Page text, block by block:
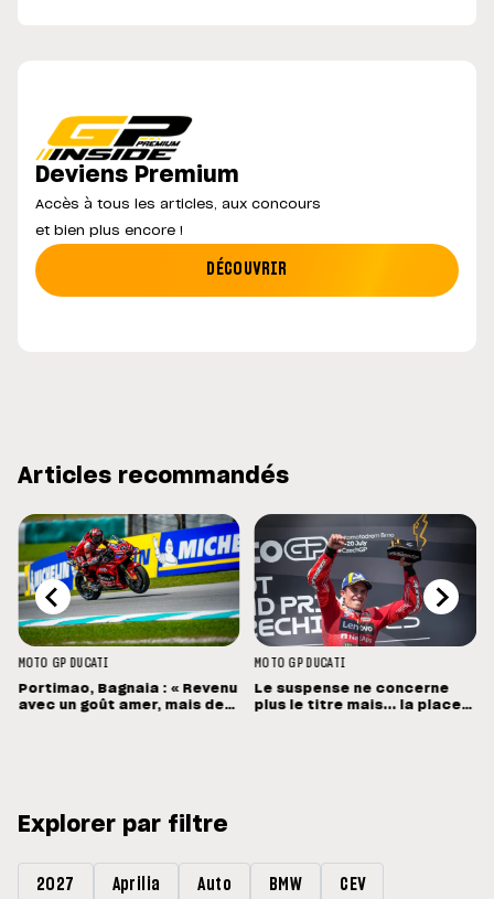
Deviens Premium
Accès à tous les articles, aux concours
et bien plus encore !
DÉCOUVRIR
Articles recommandés
MOTO GP DUCATI
Portimao, Bagnaia : « Revenu
avec un goût amer, mais des
MOTO GP DUCATI
Le suspense ne concerne
plus le titre mais... la place
Explorer par filtre
2027 Aprilia Auto BMW CEV